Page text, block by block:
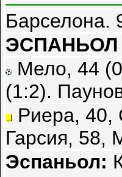
Барселона.
ЭСПАНЬОЛ
Мело, 44
(1:2).
Риера, 40,
Гарсия, 58,
Эспаньол: